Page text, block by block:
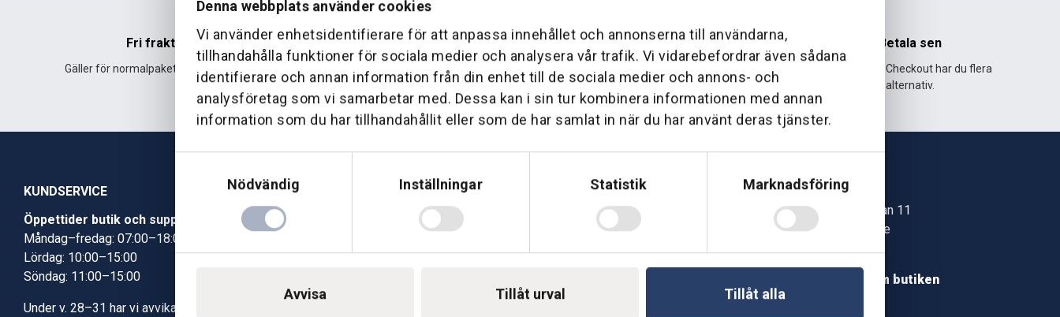
Denna webbplats använder cookies
Vi använder enhetsidentifierare för att anpassa innehållet och annonserna till användarna,
tillhandahålla funktioner för sociala medier och analysera vår trafik. Vi vidarebefordrar även sådana
identifierare och annan information från din enhet till de sociala medier och annons- och
analysföretag som vi samarbetar med. Dessa kan i sin tur kombinera informationen med annan
information som du har tillhandahållit eller som de har samlat in när du har använt deras tjänster.
Nödvändig
Inställningar Statistik Marknadsföring
Avvisa Tillåt urval Tillåt alla
Fri frakt
Gäller för normalpaket över 500 kr.
Hemleverans
Leverans fram till din dörr. Oavsett storlek.
Över 30 års erfarenhet
Företaget startade 1 januari 1995 och har
sedan dess haft en god tillväxt.
Betala sen
Med Klarna Checkout har du flera
alternativ.
KUNDSERVICE
Öppettider butik och support
Måndag–fredag: 07:00–18:00
Lördag: 10:00–15:00
Söndag: 11:00–15:00
Under v. 28–31 har vi avvikande öppettider
Butik Skövde
Kundcenter
Boka tid i verkstad
Telefon: 0500-414 130
E-mail: support@soderstroms.nu
Gå till vår företagssupport
Skövde
Jonstorpsgatan 11
549 37 Skövde
Läs mer om butiken